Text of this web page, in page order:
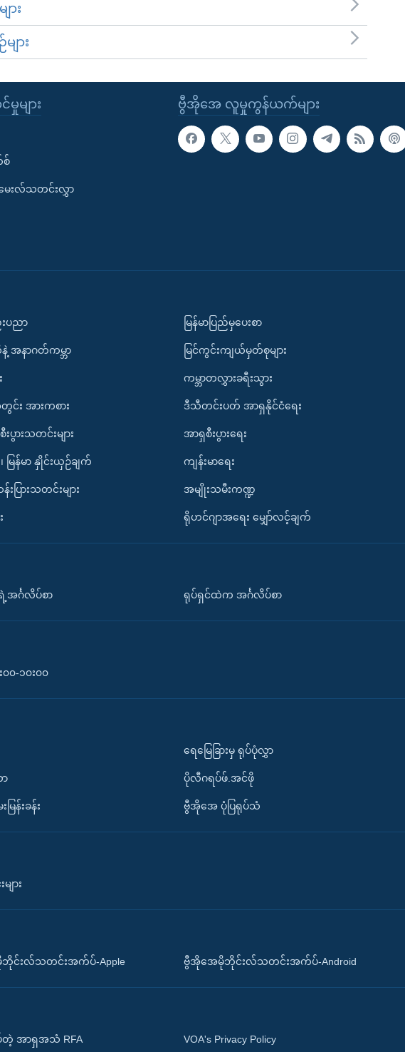
ား
ား
ဗွီအိုအေ လူမှုကွန်ယက်များ
မှုများ
စ်
ေးလ်သတင်းလွှာ
ပညာ
အနာဂတ်ကမ္ဘာ
း အားကစား
ားသတင်းများ
မြန်မာ နှိုင်းယှဉ်ချက်
းပြားသတင်းများ
မြန်မာပြည်မှပေးစာ
မြင်ကွင်းကျယ်မှတ်စုများ
ကမ္ဘာတလွှားခရီးသွား
ဒီသီတင်းပတ် အာရှနိုင်ငံရေး
အာရှစီးပွားရေး
ကျန်းမာရေး
အမျိုးသမီးကဏ္ဍ
ရိုဟင်ဂျာအရေး မျှော်လင့်ချက်
အင်္ဂလိပ်စာ ရုပ်ရှင်ထဲက အင်္ဂလိပ်စာ
၀-၁၀း၀၀
ြန်းခန်း
ရေမြေခြားမှ ရုပ်ပုံလွှာ
ပိုလီဂရပ်ဖ်.အင်ဖို
ဗွီအိုအေ ပုံပြရုပ်သံ
ျား
င်းလ်သတင်းအက်ပ်-Apple ဗွီအိုအေမိုဘိုင်းလ်သတင်းအက်ပ်-Android
အာရှအသံ RFA VOA's Privacy Policy